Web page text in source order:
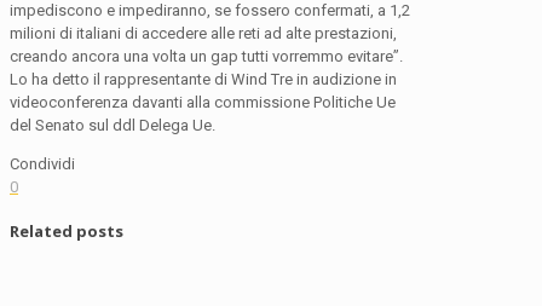
impediscono e impediranno, se fossero confermati, a 1,2
milioni di italiani di accedere alle reti ad alte prestazioni,
creando ancora una volta un gap tutti vorremmo evitare”.
Lo ha detto il rappresentante di Wind Tre in audizione in
videoconferenza davanti alla commissione Politiche Ue
del Senato sul ddl Delega Ue.
Condividi
0
Related posts